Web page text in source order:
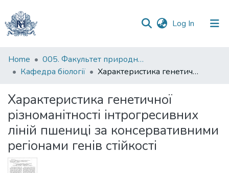
Log In (current)
Communities
&
All of DSpace
Statistics
Home
005. Факультет природничих наук
Кафедра біології
Характеристика генетичної різноманітності інтрогресивних ліній пшениці за консервативними регіонами генів стійкості
Характеристика генетичної
різноманітності інтрогресивних
ліній пшениці за консервативними
регіонами генів стійкості